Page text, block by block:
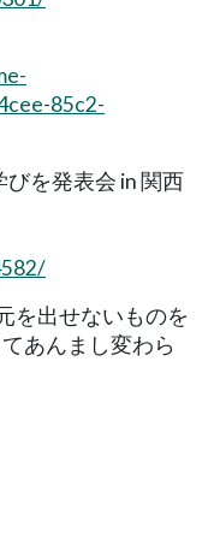
85c2-
を発表会 in 関西
を出せないものを
あんまし変わら